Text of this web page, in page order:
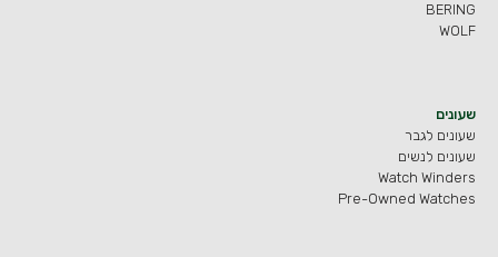
BERING
WOLF
שעונים
שעונים לגבר
שעונים לנשים
Watch Winders
Pre-Owned Watches